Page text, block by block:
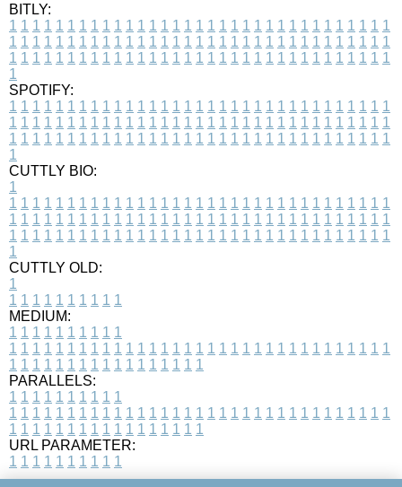
BITLY:
1 1 1 1 1 1 1 1 1 1 1 1 1 1 1 1 1 1 1 1 1 1 1 1 1 1 1 1 1 1 1 1 1
1 1 1 1 1 1 1 1 1 1 1 1 1 1 1 1 1 1 1 1 1 1 1 1 1 1 1 1 1 1 1 1 1
1 1 1 1 1 1 1 1 1 1 1 1 1 1 1 1 1 1 1 1 1 1 1 1 1 1 1 1 1 1 1 1 1
1
SPOTIFY:
1 1 1 1 1 1 1 1 1 1 1 1 1 1 1 1 1 1 1 1 1 1 1 1 1 1 1 1 1 1 1 1 1
1 1 1 1 1 1 1 1 1 1 1 1 1 1 1 1 1 1 1 1 1 1 1 1 1 1 1 1 1 1 1 1 1
1 1 1 1 1 1 1 1 1 1 1 1 1 1 1 1 1 1 1 1 1 1 1 1 1 1 1 1 1 1 1 1 1
1
CUTTLY BIO:
1
1 1 1 1 1 1 1 1 1 1 1 1 1 1 1 1 1 1 1 1 1 1 1 1 1 1 1 1 1 1 1 1 1
1 1 1 1 1 1 1 1 1 1 1 1 1 1 1 1 1 1 1 1 1 1 1 1 1 1 1 1 1 1 1 1 1
1 1 1 1 1 1 1 1 1 1 1 1 1 1 1 1 1 1 1 1 1 1 1 1 1 1 1 1 1 1 1 1 1
1
CUTTLY OLD:
1
1 1 1 1 1 1 1 1 1 1
MEDIUM:
1 1 1 1 1 1 1 1 1 1
1 1 1 1 1 1 1 1 1 1 1 1 1 1 1 1 1 1 1 1 1 1 1 1 1 1 1 1 1 1 1 1 1
1 1 1 1 1 1 1 1 1 1 1 1 1 1 1 1 1
PARALLELS:
1 1 1 1 1 1 1 1 1 1
1 1 1 1 1 1 1 1 1 1 1 1 1 1 1 1 1 1 1 1 1 1 1 1 1 1 1 1 1 1 1 1 1
1 1 1 1 1 1 1 1 1 1 1 1 1 1 1 1 1
URL PARAMETER:
1 1 1 1 1 1 1 1 1 1